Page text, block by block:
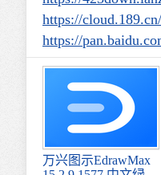
https://
https://
万兴图示EdrawMax